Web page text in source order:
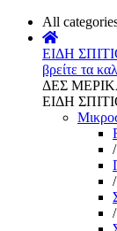
All
ΕΙΔΗ
βρείτε τα
ΔΕΣ
ΕΙΔΗ
/
/
/